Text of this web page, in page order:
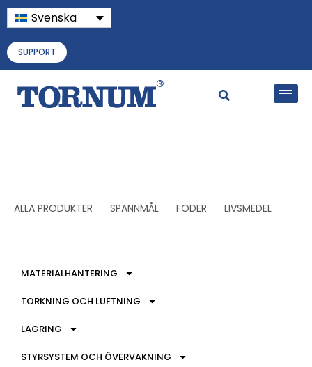
Svenska
SUPPORT
ALLA PRODUKTER SPANNMÅL FODER LIVSMEDEL
MATERIALHANTERING
TORKNING OCH LUFTNING
LAGRING
STYRSYSTEM OCH ÖVERVAKNING